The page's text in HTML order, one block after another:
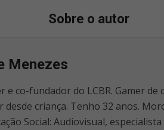
Sobre o autor
Menezes
e co-fundador do LCBR. Gamer
desde criança. Tenho 32 anos.
Social: Audiovisual,